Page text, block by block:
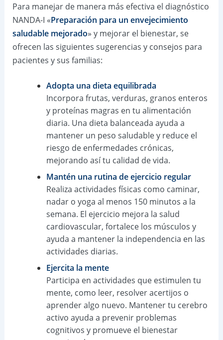
Para manejar de manera más efectiva el diagnóstico
NANDA-I «Preparación para un envejecimiento
saludable mejorado» y mejorar el bienestar, se
ofrecen las siguientes sugerencias y consejos para
pacientes y sus familias:
Adopta una dieta equilibrada
Incorpora frutas, verduras, granos enteros
y proteínas magras en tu alimentación
diaria. Una dieta balanceada ayuda a
mantener un peso saludable y reduce el
riesgo de enfermedades crónicas,
mejorando así tu calidad de vida.
Mantén una rutina de ejercicio regular
Realiza actividades físicas como caminar,
nadar o yoga al menos 150 minutos a la
semana. El ejercicio mejora la salud
cardiovascular, fortalece los músculos y
ayuda a mantener la independencia en las
actividades diarias.
Ejercita la mente
Participa en actividades que estimulen tu
mente, como leer, resolver acertijos o
aprender algo nuevo. Mantener tu cerebro
activo ayuda a prevenir problemas
cognitivos y promueve el bienestar